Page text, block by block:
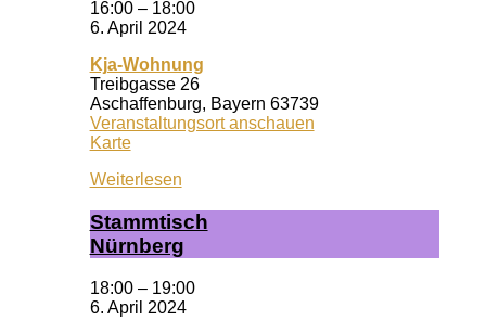
16:00 – 18:00
6. April 2024
Kja-Wohnung
Treibgasse 26
Aschaffenburg, Bayern 63739
Veranstaltungsort anschauen
KarteKja-
Weiterlesen
Stamm­tisch
Nürn­berg
18:00 – 19:00
6. April 2024